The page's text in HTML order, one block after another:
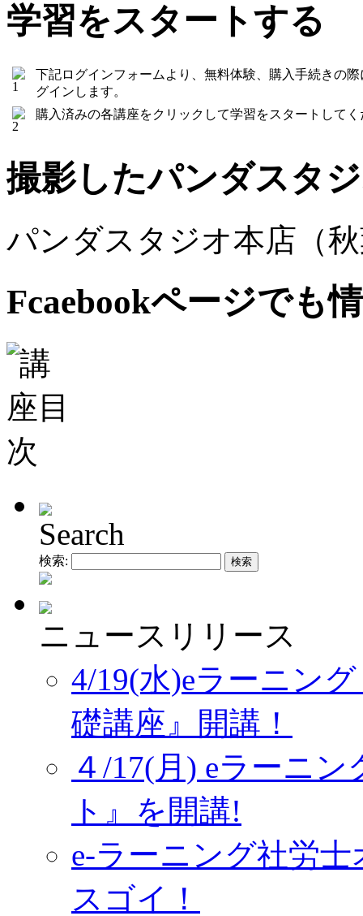
学習をスタートする
下記ログインフォームより、無料体験、購入手続きの
グインします。
購入済みの各講座をクリックして学習をスタートして
撮影したパンダスタ
パンダスタジオ本店（
Fcaebookページでも
Search
検索:
ニュースリリース
4/19(水)eラーニン
礎講座』開講！
４/17(月) eラーニ
ト』を開講!
e-ラーニング社労
スゴイ！